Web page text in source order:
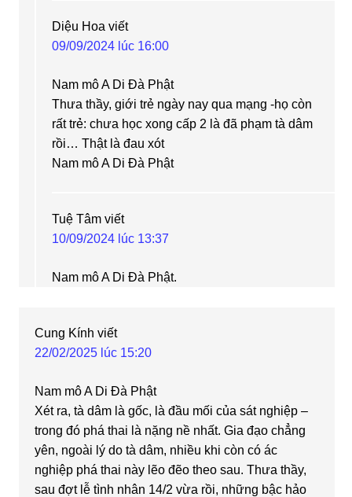
Diệu Hoa viết
09/09/2024 lúc 16:00
Nam mô A Di Đà Phật
Thưa thầy, giới trẻ ngày nay qua mạng -họ còn
rất trẻ: chưa học xong cấp 2 là đã phạm tà dâm
rồi… Thật là đau xót
Nam mô A Di Đà Phật
Tuệ Tâm viết
10/09/2024 lúc 13:37
Nam mô A Di Đà Phật.
Cung Kính viết
22/02/2025 lúc 15:20
Nam mô A Di Đà Phật
Xét ra, tà dâm là gốc, là đầu mối của sát nghiệp –
trong đó phá thai là nặng nề nhất. Gia đạo chẳng
yên, ngoài lý do tà dâm, nhiều khi còn có ác
nghiệp phá thai này lẽo đẽo theo sau. Thưa thầy,
sau đợt lễ tình nhân 14/2 vừa rồi, những bậc hảo